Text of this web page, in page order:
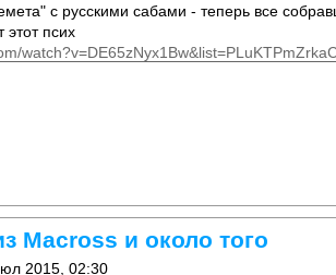
с русскими сабами - теперь все
этот псих
Macross и около того
2015, 02:30